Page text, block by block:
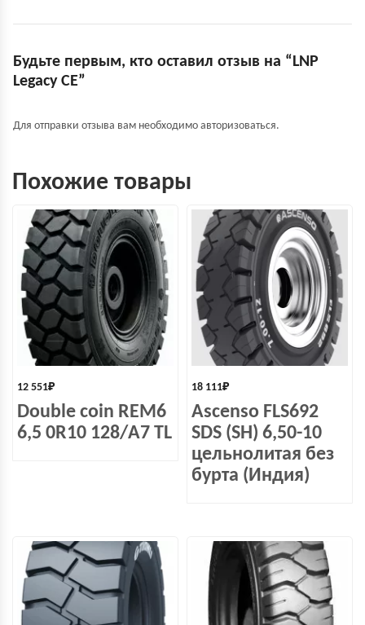
Будьте первым, кто оставил отзыв на “LNP
Legacy СЕ”
Для отправки отзыва вам необходимо авторизоваться.
Похожие товары
12 551₽
Double coin REM6
6,5 0R10 128/А7 TL
18 111₽
Ascenso FLS692
SDS (SH) 6,50-10
цельнолитая без
бурта (Индия)